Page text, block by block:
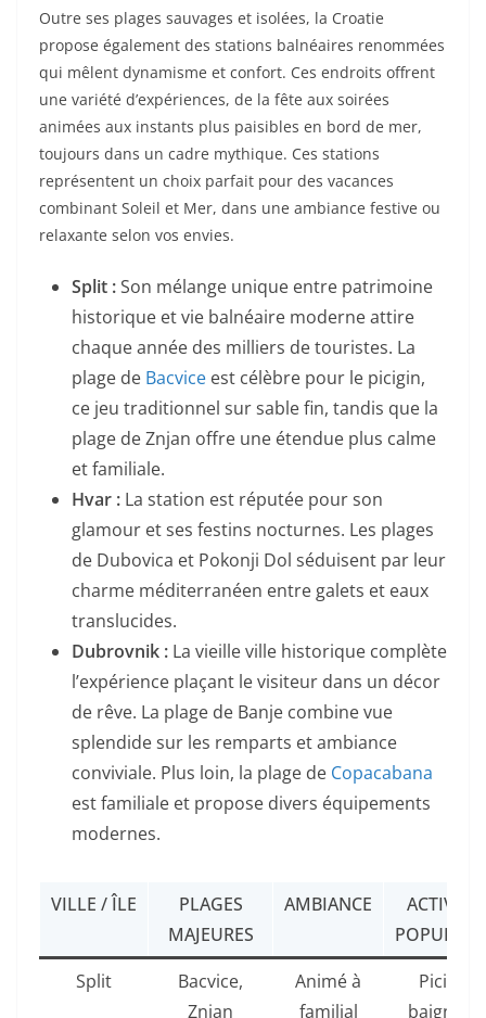
Outre ses plages sauvages et isolées, la Croatie
propose également des stations balnéaires renommées
qui mêlent dynamisme et confort. Ces endroits offrent
une variété d’expériences, de la fête aux soirées
animées aux instants plus paisibles en bord de mer,
toujours dans un cadre mythique. Ces stations
représentent un choix parfait pour des vacances
combinant Soleil et Mer, dans une ambiance festive ou
relaxante selon vos envies.
Split :Son mélange unique entre patrimoine
historique et vie balnéaire moderne attire
chaque année des milliers de touristes. La
plage de Bacvice est célèbre pour le picigin,
ce jeu traditionnel sur sable fin, tandis que la
plage de Znjan offre une étendue plus calme
et familiale.
Hvar : La station est réputée pour son
glamour et ses festins nocturnes. Les plages
de Dubovica et Pokonji Dol séduisent par leur
charme méditerranéen entre galets et eaux
translucides.
Dubrovnik : La vieille ville historique complète
l’expérience plaçant le visiteur dans un décor
de rêve. La plage de Banje combine vue
splendide sur les remparts et ambiance
conviviale. Plus loin, la plage de Copacabana
est familiale et propose divers équipements
modernes.
VILLE / ÎLE
PLAGES
MAJEURES
AMBIANCE
Split
Bacvice,
Znjan
Animé à
familial
Picigin,